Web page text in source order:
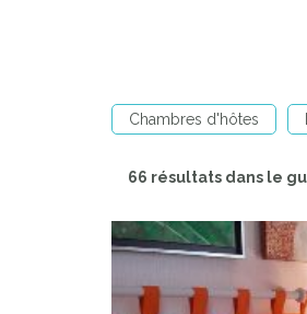
Chambres d'hôtes
66 résultats dans le